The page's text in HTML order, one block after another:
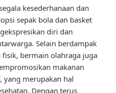
kesederhanaan dan
sepak bola dan basket
diri dan
Selain berdampak
bermain olahraga juga
makanan
yang merupakan hal
Dengan terus